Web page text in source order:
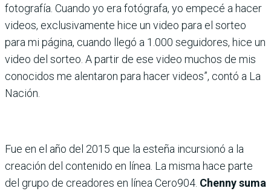
fotografía. Cuando yo era fotógrafa, yo empecé a hacer
videos, exclu­sivamente hice un video para el sorteo
para mi página, cuando llegó a 1.000 seguidores, hice un
video del sorteo. A partir de ese video muchos de mis
cono­cidos me alentaron para hacer videos”, contó a La
Nación.
Fue en el año del 2015 que la esteña incursionó a la
creación del contenido en línea. La misma hace parte
del grupo de creadores en línea Cero904. Chenny suma